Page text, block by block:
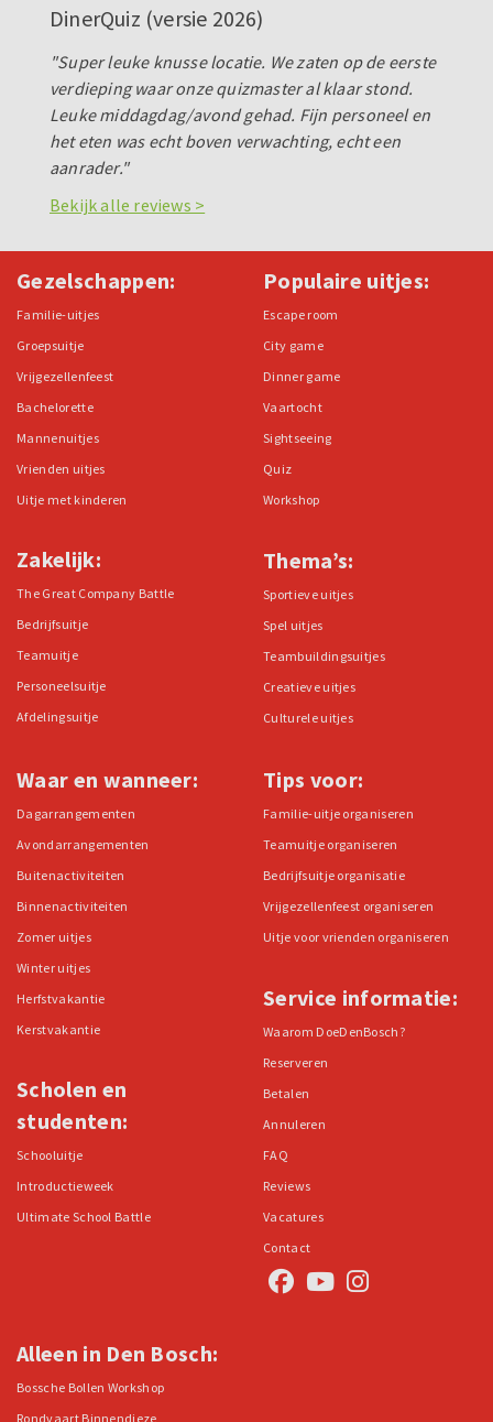
DinerQuiz (versie 2026)
"Super leuke knusse locatie. We zaten op de eerste
verdieping waar onze quizmaster al klaar stond.
Leuke middagdag/avond gehad. Fijn personeel en
het eten was echt boven verwachting, echt een
aanrader."
Bekijk alle reviews >
Gezelschappen:
Familie-uitjes
Groepsuitje
Vrijgezellenfeest
Bachelorette
Mannenuitjes
Vrienden uitjes
Uitje met kinderen
Zakelijk:
The Great Company Battle
Bedrijfsuitje
Teamuitje
Personeelsuitje
Afdelingsuitje
Populaire uitjes:
Escape room
City game
Dinner game
Vaartocht
Sightseeing
Quiz
Workshop
Thema’s:
Sportieve uitjes
Spel uitjes
Teambuildingsuitjes
Creatieve uitjes
Culturele uitjes
Waar en wanneer:
Dagarrangementen
Avondarrangementen
Buitenactiviteiten
Binnenactiviteiten
Zomer uitjes
Winter uitjes
Herfstvakantie
Kerstvakantie
Scholen en
studenten:
Schooluitje
Introductieweek
Ultimate School Battle
Tips voor:
Familie-uitje organiseren
Teamuitje organiseren
Bedrijfsuitje organisatie
Vrijgezellenfeest organiseren
Uitje voor vrienden organiseren
Service informatie:
Waarom DoeDenBosch?
Reserveren
Betalen
Annuleren
FAQ
Reviews
Vacatures
Contact
Alleen in Den Bosch:
Bossche Bollen Workshop
Rondvaart Binnendieze